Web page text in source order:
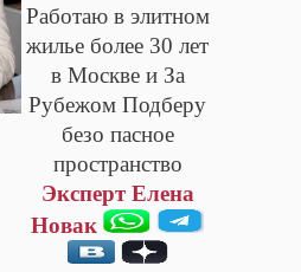
Работаю в элитном
жилье более 30 лет
в Москве и За
Рубежом Подберу
безо пасное
пространство
Эксперт Елена
Новак